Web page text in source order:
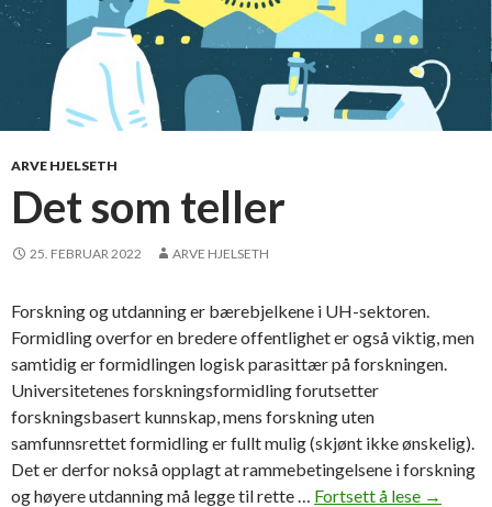
ARVE HJELSETH
Det som teller
25. FEBRUAR 2022 ARVE HJELSETH
Forskning og utdanning er bærebjelkene i UH-sektoren.
Formidling overfor en bredere offentlighet er også viktig, men
samtidig er formidlingen logisk parasittær på forskningen.
Universitetenes forskningsformidling forutsetter
forskningsbasert kunnskap, mens forskning uten
samfunnsrettet formidling er fullt mulig (skjønt ikke ønskelig).
Det er derfor nokså opplagt at rammebetingelsene i forskning
og høyere utdanning må legge til rette … Fortsett å lese D
→